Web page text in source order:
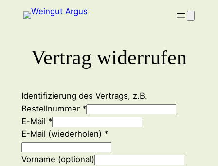
Vertrag widerrufen
Identifizierung des Vertrags, z.B.
Bestellnummer *
E-Mail *
E-Mail (wiederholen) *
Vorname (optional)